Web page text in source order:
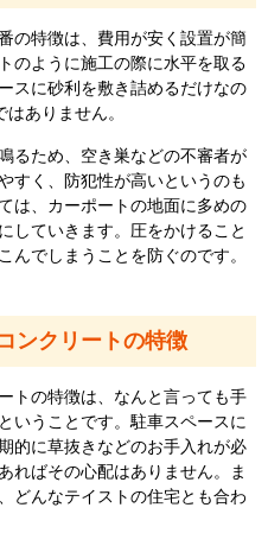
の特徴は、費用が安く設置が簡
のように施工の際に水平を取る
スに砂利を敷き詰めるだけなの
ありません。
るため、空き巣などの不審者が
すく、防犯性が高いというのも
は、カーポートの地面に多めの
していきます。圧をかけること
んでしまうことを防ぐのです。
ンクリートの特徴
トの特徴は、なんと言っても手
いうことです。駐車スペースに
的に草抜きなどのお手入れが必
ればその心配はありません。ま
どんなテイストの住宅とも合わ